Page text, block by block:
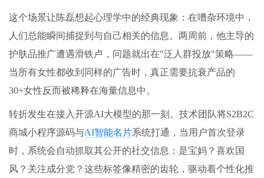
这个场景让陈磊想起心理学中的经典现象：在嘈杂环境中，
人们总能瞬间捕捉到与自己相关的信息。两周前，他主导的
护肤品推广遭遇滑铁卢，问题就出在"泛人群投放"策略——
当所有女性都收到同样的广告时，真正需要抗衰产品的
30+女性反而被稀释在海量信息中。
转折发生在接入开源AI大模型的那一刻。技术团队将S2B2C
商城小程序源码与AI智能名片系统打通，当用户首次登录
时，系统会自动抓取其公开的社交信息：是宝妈？喜欢国
风？关注成分党？这些标签像精密的齿轮，驱动着个性化推